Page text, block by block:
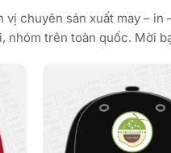
chuyên sản xuất may –
nhóm trên toàn quốc. Mời